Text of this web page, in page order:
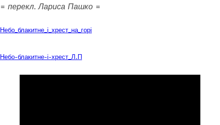
= перекл. Лариса Пашко =
Небо_блакитне_і_хрест_на_горі
Небо-блакитне-і-хрест_Л.П